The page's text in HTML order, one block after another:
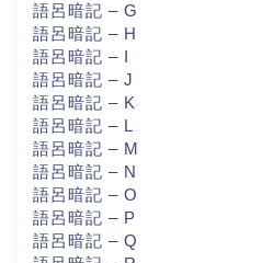
語呂暗記 – G
語呂暗記 – H
語呂暗記 – I
語呂暗記 – J
語呂暗記 – K
語呂暗記 – L
語呂暗記 – M
語呂暗記 – N
語呂暗記 – O
語呂暗記 – P
語呂暗記 – Q